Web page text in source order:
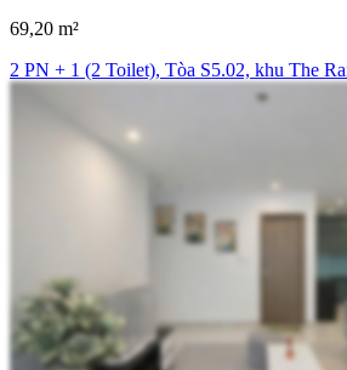
69,20 m²
2 PN + 1 (2 Toilet), Tòa S5.02, khu The